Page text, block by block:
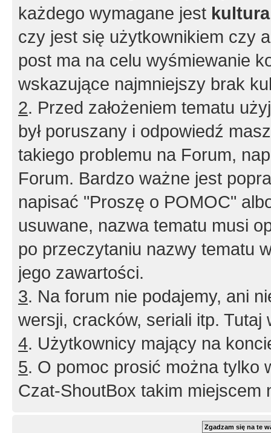
każdego wymagane jest
czy jest się użytkownikiem czy
post ma na celu wyśmiewanie
wskazujące najmniejszy brak
2. Przed założeniem tematu
był poruszany i odpowiedź
takiego problemu na Forum,
Forum. Bardzo ważne jest
napisać "Proszę o POMOC"
usuwane, nazwa tematu musi
po przeczytaniu nazwy tematu
jego zawartości.
3. Na forum nie podajemy, ani
wersji, cracków, seriali itp. Tutaj
4. Użytkownicy mający na
5. O pomoc prosić można tylko
Czat-ShoutBox takim miejscem